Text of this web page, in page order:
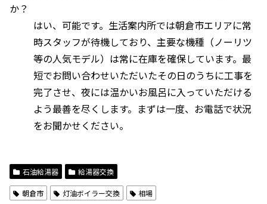
か？
はい、可能です。生活案内所では朝倉市エリアに常
時スタッフが待機しており、主要な機種（ノーリツ
等の人気モデル）は常に在庫を確保しています。最
短でお問い合わせいただいたその日のうちに工事を
完了させ、夜には温かいお風呂に入っていただける
よう最善を尽くします。まずは一度、お電話で状況
をお聞かせください。
石油給湯器 給湯器交換
朝倉市 灯油ボイラー交換 相場